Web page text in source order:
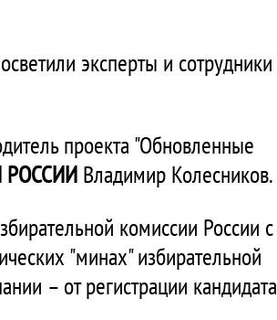
эксперты и сотрудники
проекта "Обновленные
РОССИИ Владимир Колесников.
комиссии России с
"минах" избирательной
– от регистрации кандидата